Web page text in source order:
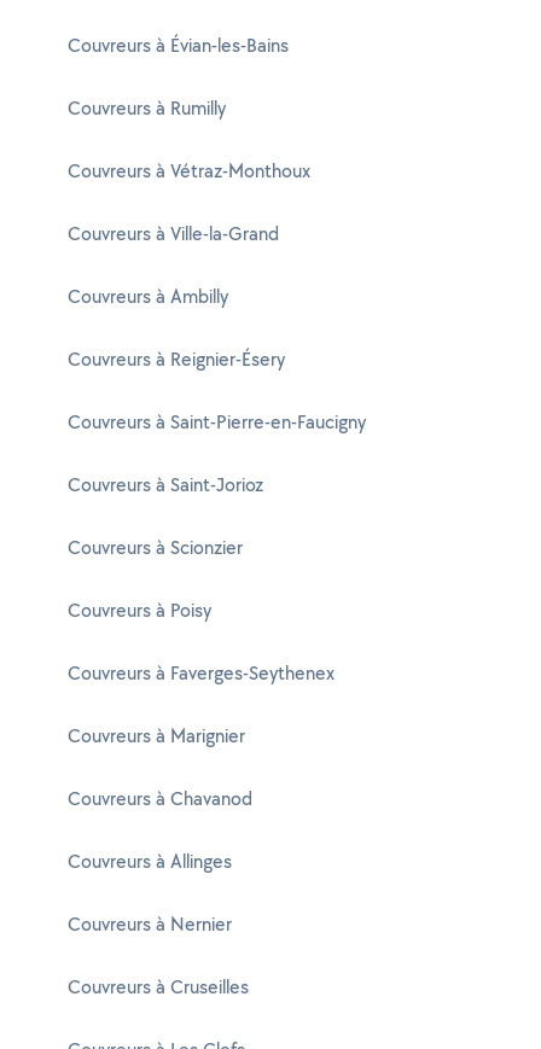
Couvreurs à Évian-les-Bains
Couvreurs à Rumilly
Couvreurs à Vétraz-Monthoux
Couvreurs à Ville-la-Grand
Couvreurs à Ambilly
Couvreurs à Reignier-Ésery
Couvreurs à Saint-Pierre-en-Faucigny
Couvreurs à Saint-Jorioz
Couvreurs à Scionzier
Couvreurs à Poisy
Couvreurs à Faverges-Seythenex
Couvreurs à Marignier
Couvreurs à Chavanod
Couvreurs à Allinges
Couvreurs à Nernier
Couvreurs à Cruseilles